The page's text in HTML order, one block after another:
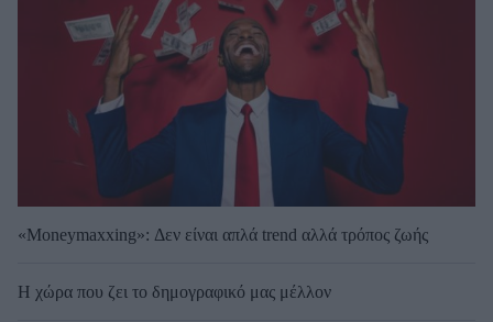
«Moneymaxxing»: Δεν είναι απλά trend αλλά τρόπος ζωής
Η χώρα που ζει το δημογραφικό μας μέλλον